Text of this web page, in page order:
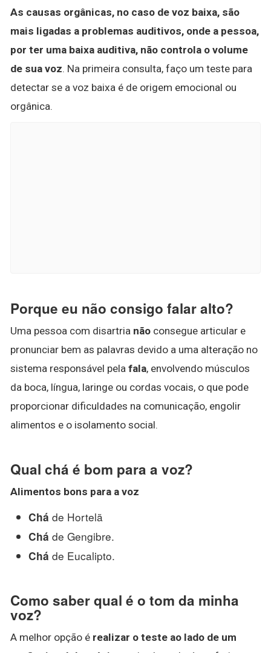
As causas orgânicas, no caso de voz baixa, são
mais ligadas a problemas auditivos, onde a pessoa,
por ter uma baixa auditiva, não controla o volume
de sua voz. Na primeira consulta, faço um teste para
detectar se a voz baixa é de origem emocional ou
orgânica.
Porque eu não consigo falar alto?
Uma pessoa com disartria não consegue articular e
pronunciar bem as palavras devido a uma alteração no
sistema responsável pela fala, envolvendo músculos
da boca, língua, laringe ou cordas vocais, o que pode
proporcionar dificuldades na comunicação, engolir
alimentos e o isolamento social.
Qual chá é bom para a voz?
Alimentos bons para a voz
Chá de Hortelã
Chá de Gengibre.
Chá de Eucalipto.
Como saber qual é o tom da minha
voz?
A melhor opção é realizar o teste ao lado de um